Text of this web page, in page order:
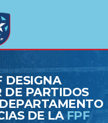
DESIGNA
DE PARTIDOS
DE LA FPF